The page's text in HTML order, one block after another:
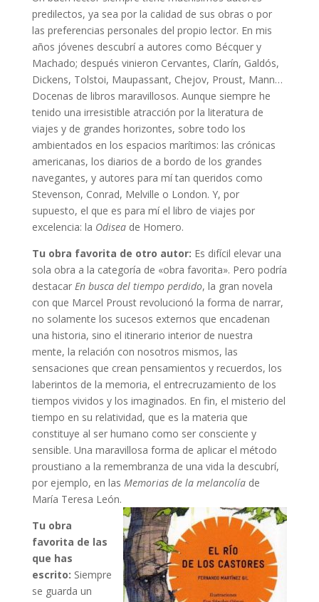
predilectos, ya sea por la calidad de sus obras o por
las preferencias personales del propio lector. En mis
años jóvenes descubrí a autores como Bécquer y
Machado; después vinieron Cervantes, Clarín, Galdós,
Dickens, Tolstoi, Maupassant, Chejov, Proust, Mann…
Docenas de libros maravillosos. Aunque siempre he
tenido una irresistible atracción por la literatura de
viajes y de grandes horizontes, sobre todo los
ambientados en los espacios marítimos: las crónicas
americanas, los diarios de a bordo de los grandes
navegantes, y autores para mí tan queridos como
Stevenson, Conrad, Melville o London. Y, por
supuesto, el que es para mí el libro de viajes por
excelencia: la Odiseade Homero.
Tu obra favorita de otro autor: Es difícil elevar una
sola obra a la categoría de «obra favorita». Pero podría
destacar En busca del tiempo perdido, la gran novela
con que Marcel Proust revolucionó la forma de narrar,
no solamente los sucesos externos que encadenan
una historia, sino el itinerario interior de nuestra
mente, la relación con nosotros mismos, las
sensaciones que crean pensamientos y recuerdos, los
laberintos de la memoria, el entrecruzamiento de los
tiempos vividos y los imaginados. En fin, el misterio del
tiempo en su relatividad, que es la materia que
constituye al ser humano como ser consciente y
sensible. Una maravillosa forma de aplicar el método
proustiano a la remembranza de una vida la descubrí,
por ejemplo, en las Memorias de la melancolíade
María Teresa León.
Tu obra
favorita de las
que has
escrito: Siempre
se guarda un